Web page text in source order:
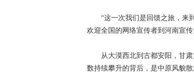
“这一次我们是回馈之旅，来到
欢迎全国的网络宣传者到河南宣
从大漠西北到古都安阳，甘肃
数持续攀升的背后，是中原风貌